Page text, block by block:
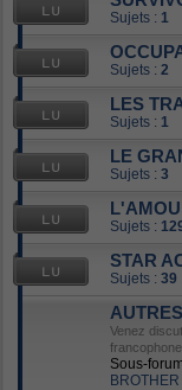
Sujets : 1
Sujets : 2
LES
Sujets : 1
LE
Sujets : 3
Sujets :
STAR
Sujets : 39
Venez
Sous-